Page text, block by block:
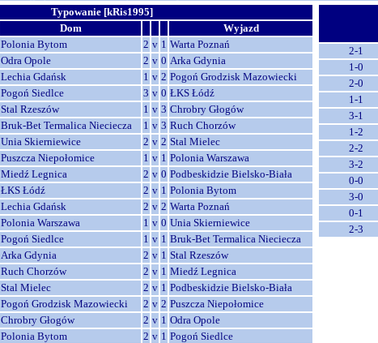
Typowanie [kRis1995]
Dom
Wyjazd
Polonia Bytom 2 v 1 Warta Poznań
Odra Opole 2 v 0 Arka Gdynia
Lechia Gdańsk 1 v 2 Pogoń Grodzisk Mazowiecki
Pogoń Siedlce 3 v 0 ŁKS Łódź
Stal Rzeszów 1 v 3 Chrobry Głogów
Bruk-Bet Termalica Nieciecza 1 v 3 Ruch Chorzów
Unia Skierniewice 2 v 2 Stal Mielec
Puszcza Niepołomice 1 v 1 Polonia Warszawa
Miedź Legnica 2 v 0 Podbeskidzie Bielsko-Biała
ŁKS Łódź 2 v 1 Polonia Bytom
Lechia Gdańsk 2 v 2 Warta Poznań
Polonia Warszawa 1 v 0 Unia Skierniewice
Pogoń Siedlce 1 v 1 Bruk-Bet Termalica Nieciecza
Arka Gdynia 2 v 1 Stal Rzeszów
Ruch Chorzów 2 v 1 Miedź Legnica
Stal Mielec 2 v 1 Podbeskidzie Bielsko-Biała
Pogoń Grodzisk Mazowiecki 2 v 2 Puszcza Niepołomice
Chrobry Głogów 2 v 1 Odra Opole
Polonia Bytom 2 v 1 Pogoń Siedlce
2-1
1-0
2-0
1-1
3-1
1-2
2-2
3-2
0-0
3-0
0-1
2-3